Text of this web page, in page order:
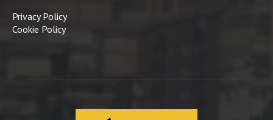
Privacy Policy
Cookie Policy